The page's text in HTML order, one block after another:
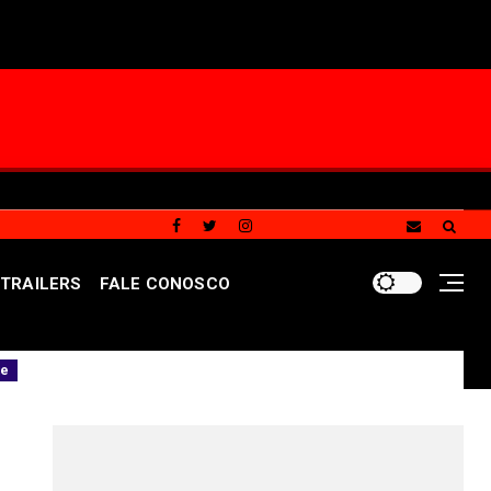
TRAILERS FALE CONOSCO
no DF com mais de mil vagas nas agências do